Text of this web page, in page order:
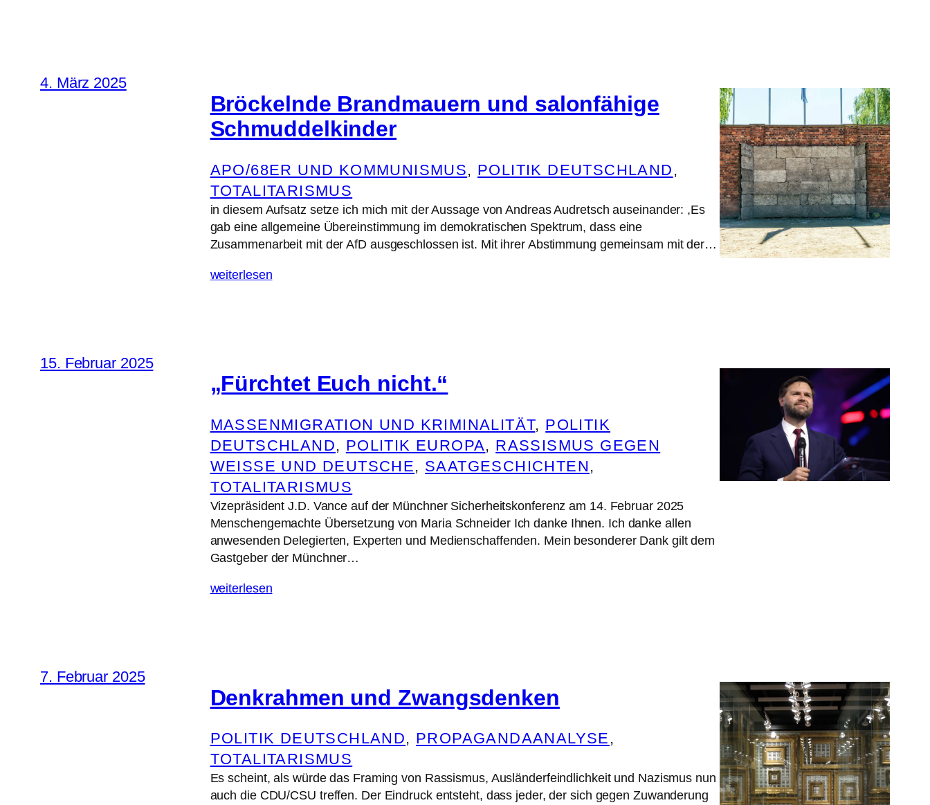
4. März 2025
Bröckelnde Brandmauern und salonfähige
Schmuddelkinder
APO/68ER UND KOMMUNISMUS, POLITIK DEUTSCHLAND
TOTALITARISMUS
in diesem Aufsatz setze ich mich mit der Aussage von Andreas Audretsch auseinander: ,Es
gab eine allgemeine Übereinstimmung im demokratischen Spektrum, dass eine
Zusammenarbeit mit der AfD ausgeschlossen ist. Mit ihrer Abstimmung gemeinsam mit der…
weiterlesen
15. Februar 2025
„Fürchtet Euch nicht.“
MASSENMIGRATION UND KRIMINALITÄT, POLITIK
DEUTSCHLAND, POLITIK EUROPA, RASSISMUS GEGEN
WEISSE UND DEUTSCHE
, SAATGESCHICHTEN
TOTALITARISMUS
Vizepräsident J.D. Vance auf der Münchner Sicherheitskonferenz am 14. Februar 2025
Menschengemachte Übersetzung von Maria Schneider Ich danke Ihnen. Ich danke allen
anwesenden Delegierten, Experten und Medienschaffenden. Mein besonderer Dank gilt dem
Gastgeber der Münchner…
weiterlesen
7. Februar 2025
Denkrahmen und Zwangsdenken
POLITIK DEUTSCHLAND, PROPAGANDAANALYSE
TOTALITARISMUS
Es scheint, als würde das Framing von Rassismus, Ausländerfeindlichkeit und Nazismus nun
auch die CDU/CSU treffen. Der Eindruck entsteht, dass jeder, der sich gegen Zuwanderung